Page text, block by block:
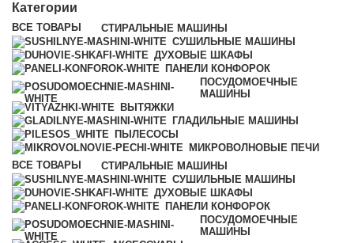
Категории
ВСЕ ТОВАРЫ
СТИРАЛЬНЫЕ МАШИНЫ
СУШИЛЬНЫЕ МАШИНЫ
ДУХОВЫЕ ШКАФЫ
ПАНЕЛИ КОНФОРОК
ПОСУДОМОЕЧНЫЕ
МАШИНЫ
ВЫТЯЖКИ
ГЛАДИЛЬНЫЕ МАШИНЫ
ПЫЛЕСОСЫ
МИКРОВОЛНОВЫЕ ПЕЧИ
ВСЕ ТОВАРЫ
СТИРАЛЬНЫЕ МАШИНЫ
СУШИЛЬНЫЕ МАШИНЫ
ДУХОВЫЕ ШКАФЫ
ПАНЕЛИ КОНФОРОК
ПОСУДОМОЕЧНЫЕ
МАШИНЫ